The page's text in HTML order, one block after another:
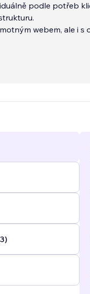
podle potřeb
webem, ale i s
podpořila váš projek